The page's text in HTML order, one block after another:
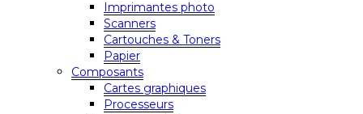
Imprimantes photo
Scanners
Cartouches & Toners
Papier
Composants
Cartes graphiques
Processeurs